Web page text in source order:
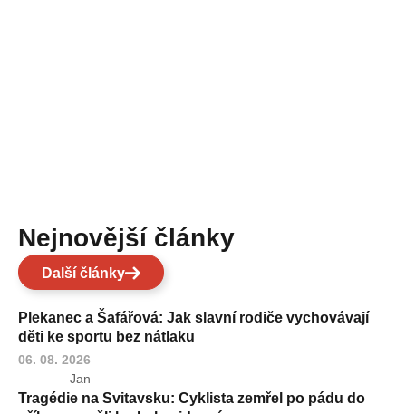
Nejnovější články
Další články
Plekanec a Šafářová: Jak slavní rodiče vychovávají
děti ke sportu bez nátlaku
06. 08. 2026
Jan
Tragédie na Svitavsku: Cyklista zemřel po pádu do